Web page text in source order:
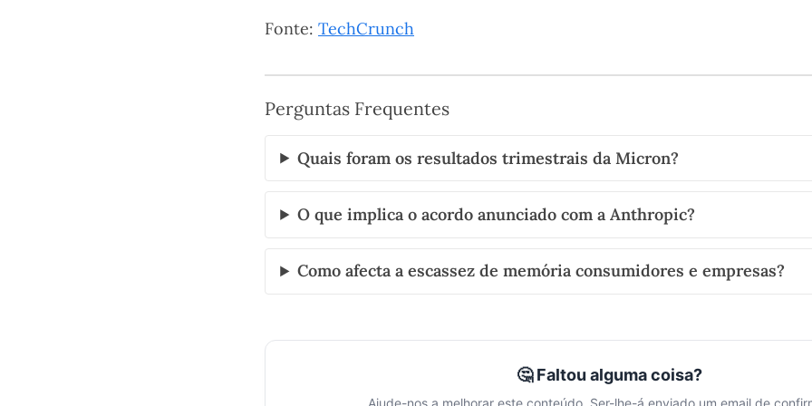
Fonte: TechCrunch
Perguntas Frequentes
Quais foram os resultados trimestrais da Micron?
O que implica o acordo anunciado com a Anthropic?
Como afecta a escassez de memória consumidores e empresas?
🤔 Faltou alguma coisa?